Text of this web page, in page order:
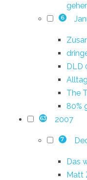
6
DLD
The
80%
63 2007
7
Das
Matt